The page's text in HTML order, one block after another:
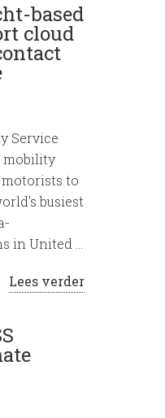
based
cloud
Service
mobility
to
busiest
in United …
Lees verder